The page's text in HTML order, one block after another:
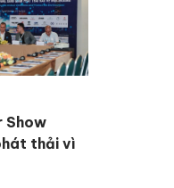
Show
thải vì